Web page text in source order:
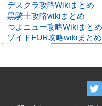
デスクラ攻略Wikiまとめ
黒騎士攻略wikiまとめ
つよニュー攻略Wikiまとめ
ゾイドFOR攻略wikiまとめ